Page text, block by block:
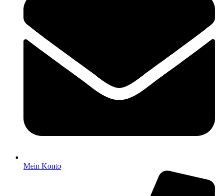
Mein Konto